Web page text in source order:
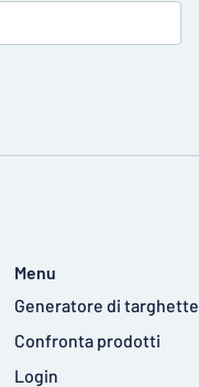
Menu
Generatore di targhette
Confronta prodotti
Login